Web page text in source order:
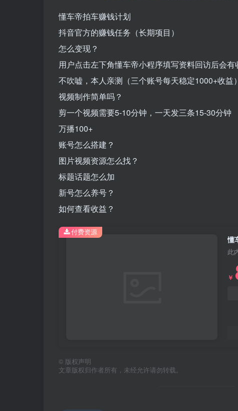
懂车帝拍车赚钱计划
抖音官方的赚钱任务（长期项目）
怎么变现？
用户点击左下角懂车帝小程序填写资料回访后会有
不吹嘘，本人亲测（三个账号每天稳定1000+收益）
视频制作简单吗？
剪一个视频需要5-10分钟，一天发三条15-30分钟
万播100+
账号怎么搭建？
图片视频资源怎么找？
标题话题怎么加
新号怎么养号？
如何查看收益？
懂
此
￥
付费资源
© 版权声明
文章版权归作者所有，未经允许请勿转载。